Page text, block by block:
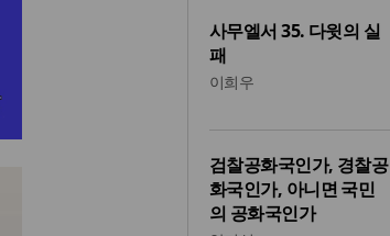
사무엘서 35. 다윗의 실
패
이희우
검찰공화국인가, 경찰공
화국인가, 아니면 국민
의 공화국인가